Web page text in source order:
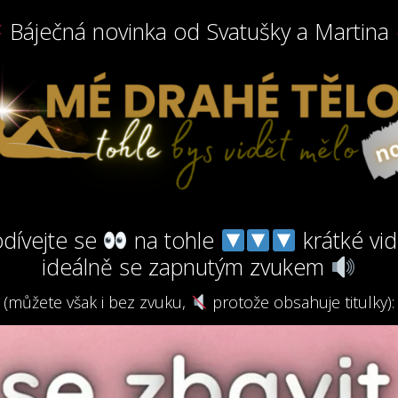
Báječná novinka od Svatušky a Martina
se na tohle
krátké
ideálně se zapnutým zvukem
(můžete však i bez zvuku, protože obsahuje titulky):